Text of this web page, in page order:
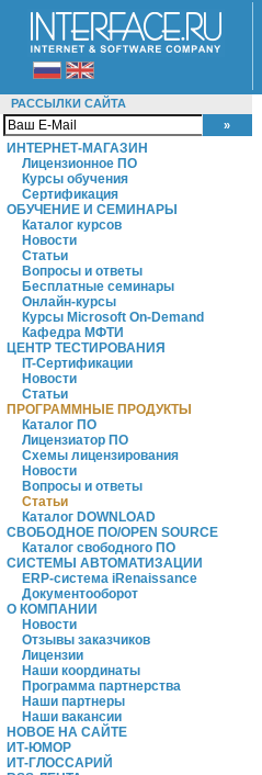
РАССЫЛКИ САЙТА
ИНТЕРНЕТ-МАГАЗИН
Лицензионное ПО
Курсы обучения
Сертификация
ОБУЧЕНИЕ И СЕМИНАРЫ
Каталог курсов
Новости
Статьи
Вопросы и ответы
Бесплатные семинары
Онлайн-курсы
Курсы Microsoft On-Demand
Кафедра МФТИ
ЦЕНТР ТЕСТИРОВАНИЯ
IT-Сертификации
Новости
Статьи
ПРОГРАММНЫЕ ПРОДУКТЫ
Каталог ПО
Лицензиатор ПО
Схемы лицензирования
Новости
Вопросы и ответы
Статьи
Каталог DOWNLOAD
СВОБОДНОЕ ПО/OPEN SOURCE
Каталог свободного ПО
СИСТЕМЫ АВТОМАТИЗАЦИИ
ERP-система iRenaissance
Документооборот
О КОМПАНИИ
Новости
Отзывы заказчиков
Лицензии
Наши координаты
Программа партнерства
Наши партнеры
Наши вакансии
НОВОЕ НА САЙТЕ
ИТ-ЮМОР
ИТ-ГЛОССАРИЙ